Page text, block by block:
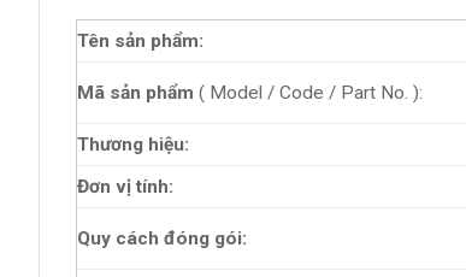
Tên sản phẩm:
Mã sản phẩm ( Model / Code / Part No. ):
Thương hiệu:
Đơn vị tính:
Quy cách đóng gói: